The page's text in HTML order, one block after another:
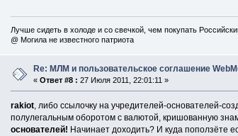
Лучше сидеть в холоде и со свечкой, чем покупать
@ Могила не известного патриота
Re: МЛМ и пользовательское соглашение
«Ответ #8 : 27 Июля 2011, 22:01:11 »
rakiot, либо ссылочку на учредителей-основателей-
полулегальным оборотом с валютой, кришованную
основателей! Начинает доходить? И куда поползёте